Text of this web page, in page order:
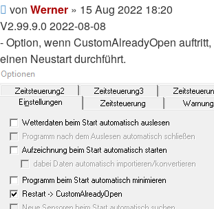
Beitrag
von Werner » 15 Aug 2022 18:20
V2.99.9.0 2022-08-08
- Option, wenn CustomAlreadyOpen
einen Neustart durchführt.